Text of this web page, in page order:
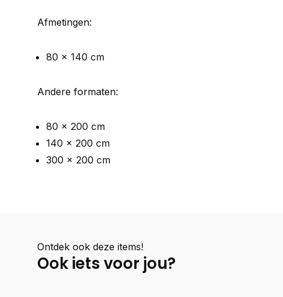
Afmetingen:
80 x 140 cm
Andere formaten:
80 x 200 cm
140 x 200 cm
300 x 200 cm
Ontdek ook deze items!
Ook iets voor jou?